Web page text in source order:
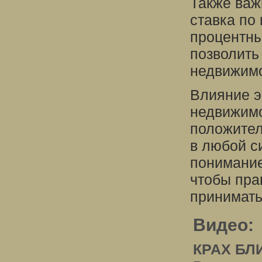
ставка
Влияние
в любой
чтобы
Видео:
КРАХ